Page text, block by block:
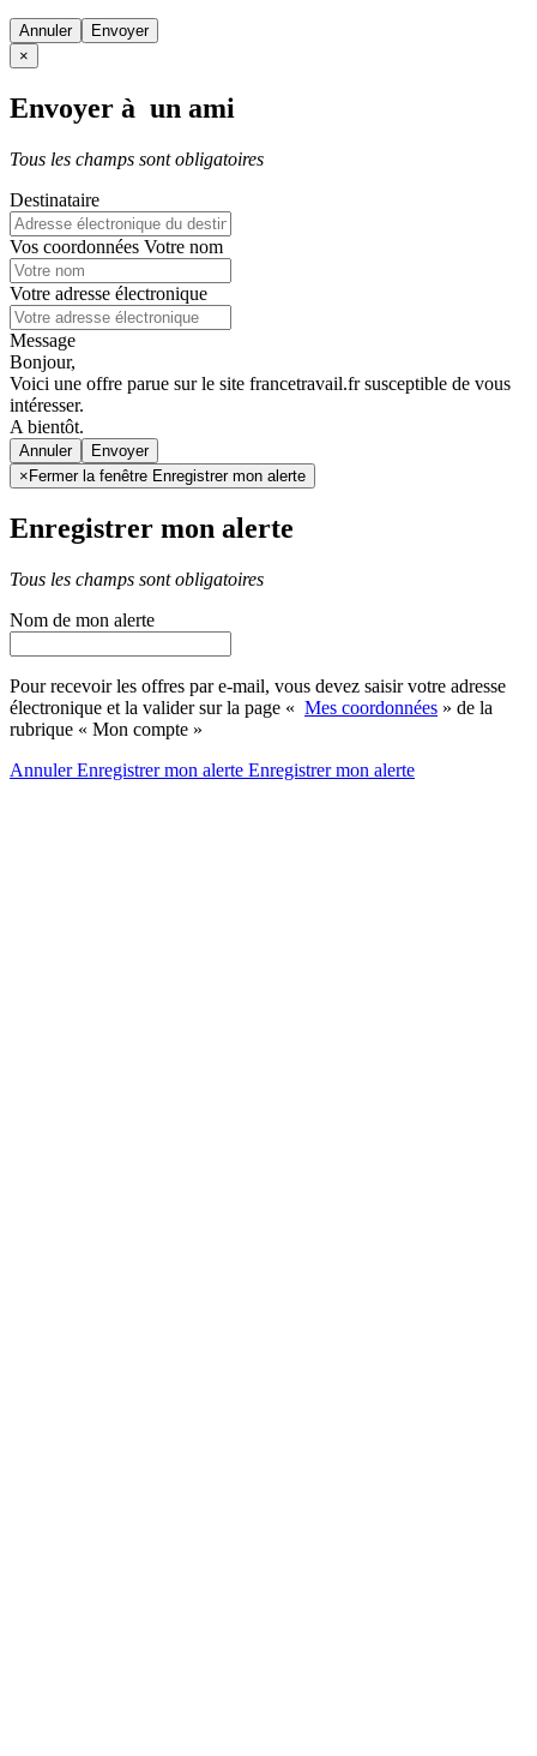
Annuler
×
Envoyer à un ami
Tous les champs sont obligatoires
Destinataire
Vos coordonnées Votre nom
Votre adresse électronique
Message
Bonjour,
Voici une offre parue sur le site francetravail.fr susceptible de vous
intéresser.
A bientôt.
Annuler
× Fermer la fenêtre Enregistrer mon alerte
Enregistrer mon alerte
Tous les champs sont obligatoires
Nom de mon alerte
Pour recevoir les offres par e-mail, vous devez saisir votre adresse
électronique et la valider sur la page « Mes coordonnées » de la
rubrique « Mon compte »
AnnulerEnregistrer mon alerte Enregistrermon alerte